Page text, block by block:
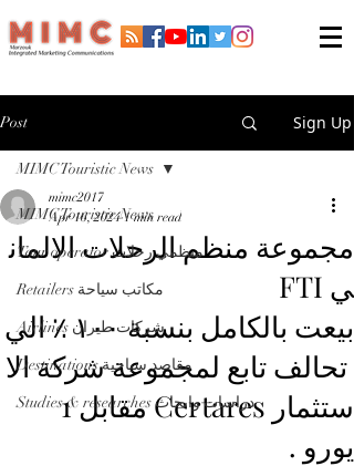
Post Sign Up
MIMC Touristic News
Tour operator منظمي رحلات
Retailers مكاتب سياحة
Airlines شركات طيران
Destinations مقاصد سياحية
Studies & researches دراسات وابحاث
MIMC Touristic News
مجموعة منظم الرحلات الالمان
ي FTI
بيعت بالكامل بنسبة ١٠٠ ٪ الي
تحالف تابع لمجموعة شركة الا
ستثمار Certares مقابل 1
يورو .
mimc2017
Apr 16, 2024 1 min read